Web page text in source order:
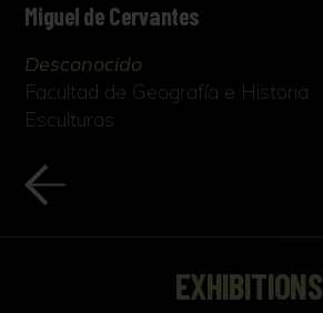
Miguel de Cervantes
Desconocido
Facultad de Geografía e Historia
Esculturas
EXHIBITIONS